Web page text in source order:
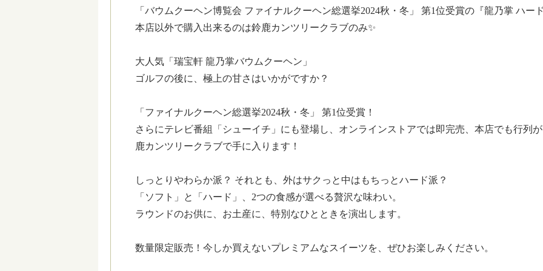
「バウムクーヘン博覧会 ファイナルクーヘン総選挙2024秋・冬」 第1位受賞の『龍乃掌 ハー
本店以外で購入出来るのは鈴鹿カンツリークラブのみ✨
大人気「瑞宝軒 龍乃掌バウムクーヘン」
ゴルフの後に、極上の甘さはいかがですか？
「ファイナルクーヘン総選挙2024秋・冬」 第1位受賞！
さらにテレビ番組「シューイチ」にも登場し、オンラインストアでは即完売、本店でも行列
鹿カンツリークラブで手に入ります！
しっとりやわらか派？ それとも、外はサクっと中はもちっとハード派？
「ソフト」と「ハード」、2つの食感が選べる贅沢な味わい。
ラウンドのお供に、お土産に、特別なひとときを演出します。
数量限定販売！今しか買えないプレミアムなスイーツを、ぜひお楽しみください。